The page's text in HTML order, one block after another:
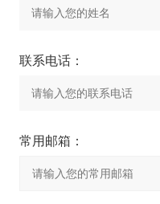
联系电话：
常用邮箱：